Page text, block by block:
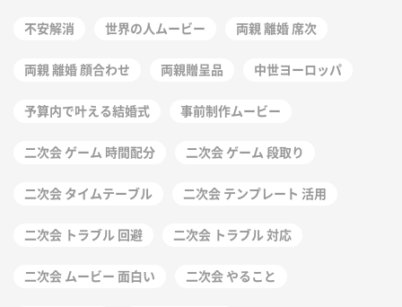
不安解消 世界の人ムービー 両親 離婚 席次
両親 離婚 顔合わせ 両親贈呈品 中世ヨーロッパ
予算内で叶える結婚式 事前制作ムービー
二次会 ゲーム 時間配分 二次会 ゲーム 段取り
二次会 タイムテーブル 二次会 テンプレート 活用
二次会 トラブル 回避 二次会 トラブル 対応
二次会 ムービー 面白い 二次会 やること